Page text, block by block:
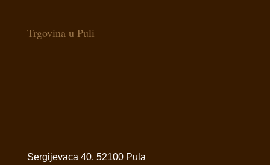
Trgovina u Puli
Sergijevaca 40, 52100 Pula